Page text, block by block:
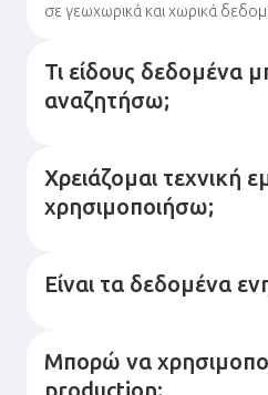
σε γεωχωρικά και χωρικά
Τι είδους δεδομένα
αναζητήσω;
Χρειάζομαι τεχνική
χρησιμοποιήσω;
Είναι τα δεδομένα
Μπορώ να